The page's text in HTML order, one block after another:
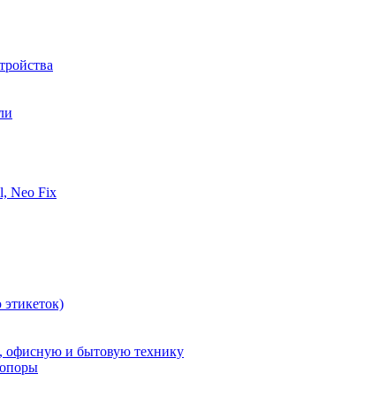
Neo Fix
офисную и бытовую технику